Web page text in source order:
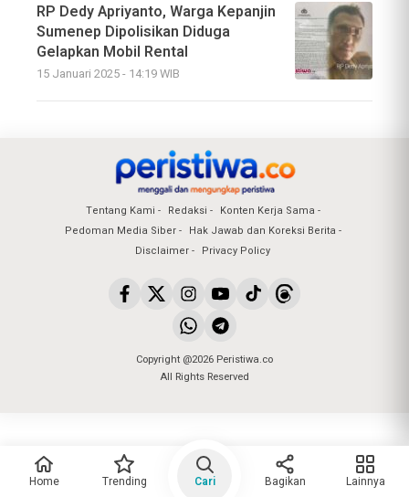
RP Dedy Apriyanto, Warga Kepanjin
Sumenep Dipolisikan Diduga
Gelapkan Mobil Rental
15 Januari 2025 - 14:19 WIB
Tentang Kami Redaksi
Konten Kerja Sama
Pedoman Media Siber
Hak Jawab dan Koreksi Berita
Disclaimer
Privacy Policy
Copyright @2026 Peristiwa.co
All Rights Reserved
Home Trending Cari Bagikan Lainnya